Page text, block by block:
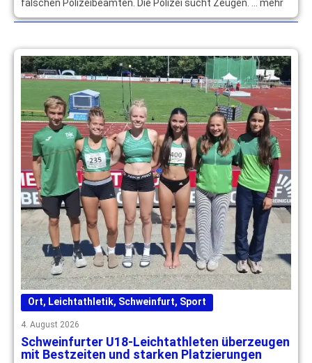
falschen Polizeibeamten. Die Polizei sucht Zeugen. … mehr
Ort, Leichtathletik, Schweinfurt, Sport
4. August 2026
Schweinfurter U18-Leichtathleten überzeugen
mit Bestzeiten und starken Platzierungen